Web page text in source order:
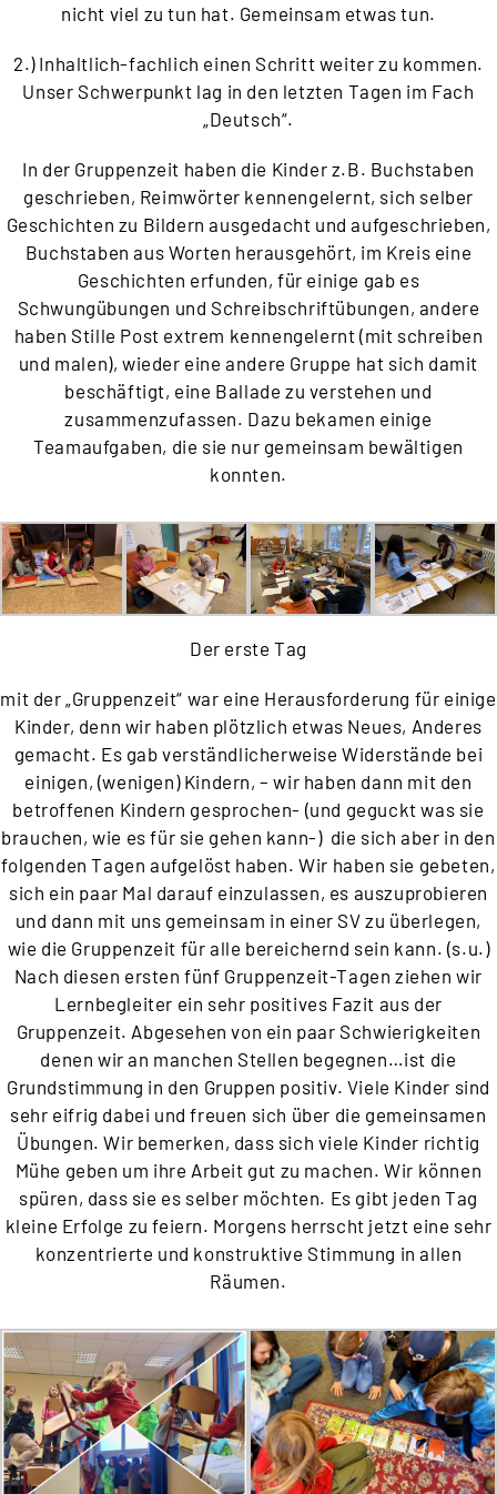
nicht viel zu tun hat. Gemeinsam etwas tun.
2.) Inhaltlich-fachlich einen Schritt weiter zu kommen.
Unser Schwerpunkt lag in den letzten Tagen im Fach
„Deutsch“.
In der Gruppenzeit haben die Kinder z.B. Buchstaben
geschrieben, Reimwörter kennengelernt, sich selber
Geschichten zu Bildern ausgedacht und aufgeschrieben,
Buchstaben aus Worten herausgehört, im Kreis eine
Geschichten erfunden, für einige gab es
Schwungübungen und Schreibschriftübungen, andere
haben Stille Post extrem kennengelernt (mit schreiben
und malen), wieder eine andere Gruppe hat sich damit
beschäftigt, eine Ballade zu verstehen und
zusammenzufassen. Dazu bekamen einige
Teamaufgaben, die sie nur gemeinsam bewältigen
konnten.
Der erste Tag
mit der „Gruppenzeit“ war eine Herausforderung für einige
Kinder, denn wir haben plötzlich etwas Neues, Anderes
gemacht. Es gab verständlicherweise Widerstände bei
einigen, (wenigen) Kindern, – wir haben dann mit den
betroffenen Kindern gesprochen- (und geguckt was sie
brauchen, wie es für sie gehen kann-) die sich aber in den
folgenden Tagen aufgelöst haben. Wir haben sie gebeten,
sich ein paar Mal darauf einzulassen, es auszuprobieren
und dann mit uns gemeinsam in einer SV zu überlegen,
wie die Gruppenzeit für alle bereichernd sein kann. (s.u.)
Nach diesen ersten fünf Gruppenzeit-Tagen ziehen wir
Lernbegleiter ein sehr positives Fazit aus der
Gruppenzeit. Abgesehen von ein paar Schwierigkeiten
denen wir an manchen Stellen begegnen…ist die
Grundstimmung in den Gruppen positiv. Viele Kinder sind
sehr eifrig dabei und freuen sich über die gemeinsamen
Übungen. Wir bemerken, dass sich viele Kinder richtig
Mühe geben um ihre Arbeit gut zu machen. Wir können
spüren, dass sie es selber möchten. Es gibt jeden Tag
kleine Erfolge zu feiern. Morgens herrscht jetzt eine sehr
konzentrierte und konstruktive Stimmung in allen
Räumen.